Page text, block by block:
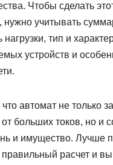
Чтобы сделать
нужно учитывать
тип и
устройств и
автомат не только
больших токов, но и
и имущество. Лучше
расчет и